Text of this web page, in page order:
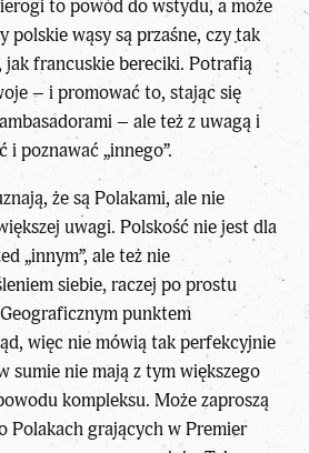
to powód do wstydu, a może
polskie wąsy są przaśne, czy tak
jak francuskie bereciki. Potrafią
– i promować to, stając się
– ale też z uwagą i
i poznawać „innego”.
że są Polakami, ale nie
uwagi. Polskość nie jest dla
„innym”, ale też nie
siebie, raczej po prostu
punktem
więc nie mówią tak perfekcyjnie
sumie nie mają z tym większego
kompleksu. Może zaproszą
Polakach grających w Premier